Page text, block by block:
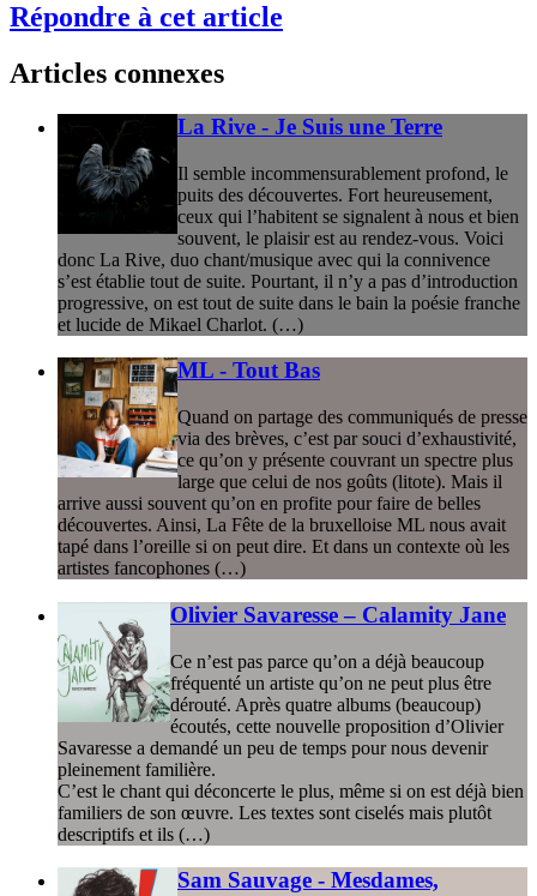
Répondre à cet article
Articles connexes
La Rive - Je Suis une Terre
Il semble incommensurablement profond, le
puits des découvertes. Fort heureusement,
ceux qui l’habitent se signalent à nous et bien
souvent, le plaisir est au rendez-vous. Voici
donc La Rive, duo chant/musique avec qui la connivence
s’est établie tout de suite. Pourtant, il n’y a pas d’introduction
progressive, on est tout de suite dans le bain la poésie franche
et lucide de Mikael Charlot. (…)
ML - Tout Bas
Quand on partage des communiqués de presse
via des brèves, c’est par souci d’exhaustivité,
ce qu’on y présente couvrant un spectre plus
large que celui de nos goûts (litote). Mais il
arrive aussi souvent qu’on en profite pour faire de belles
découvertes. Ainsi, La Fête de la bruxelloise ML nous avait
tapé dans l’oreille si on peut dire. Et dans un contexte où les
artistes fancophones (…)
Olivier Savaresse – Calamity Jane
Ce n’est pas parce qu’on a déjà beaucoup
fréquenté un artiste qu’on ne peut plus être
dérouté. Après quatre albums (beaucoup)
écoutés, cette nouvelle proposition d’Olivier
Savaresse a demandé un peu de temps pour nous devenir
pleinement familière.
C’est le chant qui déconcerte le plus, même si on est déjà bien
familiers de son œuvre. Les textes sont ciselés mais plutôt
descriptifs et ils (…)
Sam Sauvage - Mesdames,